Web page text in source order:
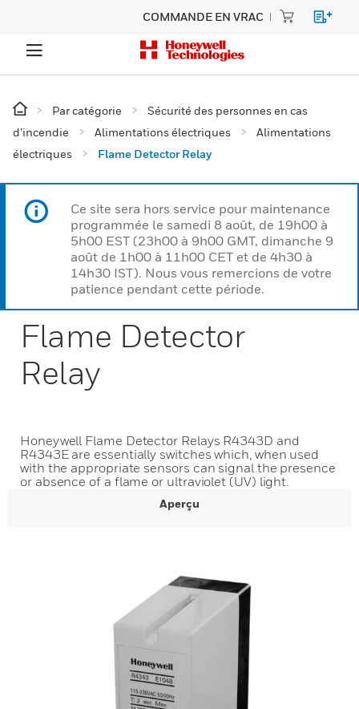
COMMANDE EN VRAC
Par catégorie
Sécurité des personnes en cas
d’incendie
Alimentations électriques
Alimentations
électriques
Flame Detector Relay
Ce site sera hors service pour maintenance
programmée le samedi 8 août, de 19h00 à
5h00 EST (23h00 à 9h00 GMT, dimanche 9
août de 1h00 à 11h00 CET et de 4h30 à
14h30 IST). Nous vous remercions de votre
patience pendant cette période.
Flame Detector
Relay
Honeywell Flame Detector Relays R4343D and
R4343E are essentially switches which, when used
with the appropriate sensors can signal the presence
or absence of a flame or ultraviolet (UV) light.
Aperçu